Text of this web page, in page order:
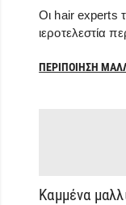
Οι hair experts
ιεροτελεστία
ΠΕΡΙΠΟΊΗΣΗ
Καμμένα